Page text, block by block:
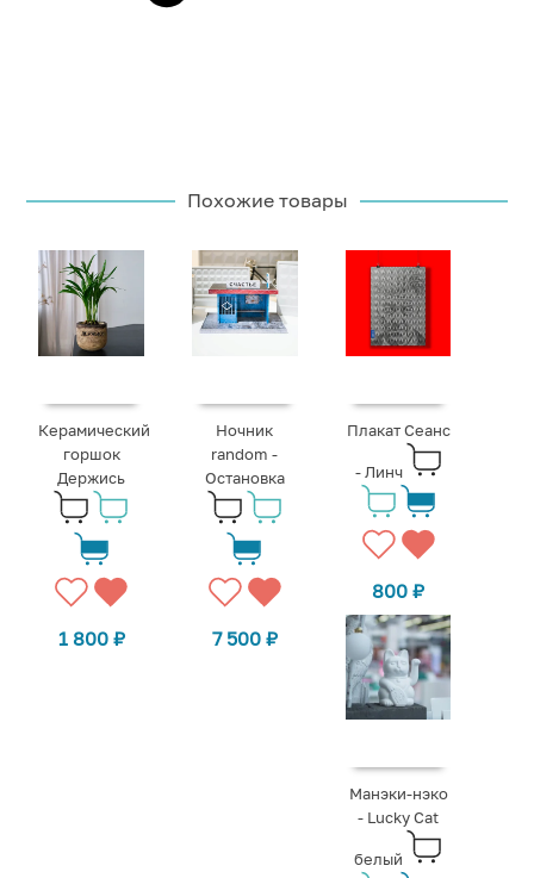
Похожие товары
Керамический
горшок
Держись
1 800 ₽
Ночник
random -
Остановка
7 500 ₽
Плакат Сеанс
- Линч
800₽
Манэки-нэко
- Lucky Cat
белый